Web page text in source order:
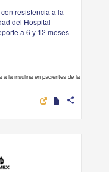
resistencia a la
del Hospital
a 6 y 12 meses
a la insulina en pacientes de la
share